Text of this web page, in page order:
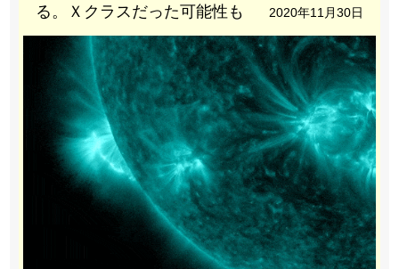
る。Ｘクラスだった可能性も
2020年11月30日